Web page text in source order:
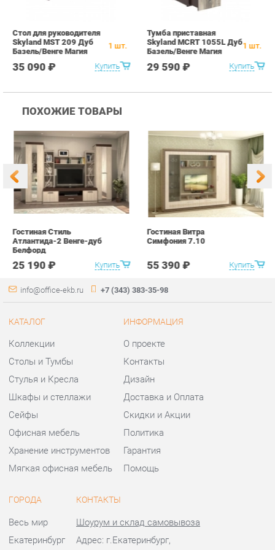
ПОХОЖИЕ ТОВАРЫ
Купить
Гостиная Стиль
Атлантида-2 Венге-дуб
Белфорд
25 190 ₽ Купить
Симфония 7.10
55 390 ₽
info@office-ekb.ru +7 (343) 383-35-98
КАТАЛОГ
Коллекции
Столы и Тумбы
Стулья и Кресла
Шкафы и стеллажи
Сейфы
Офисная мебель
Хранение инструментов
ИНФОРМАЦИЯ
Контакты
Дизайн
Доставка и Оплата
Скидки и Акции
Политика
ГОРОДА
Екатеринбург
КОНТАКТЫ
Уральских рабочих, 54
Телефон: +7 (343) 383-35-98
Отправить сообщение